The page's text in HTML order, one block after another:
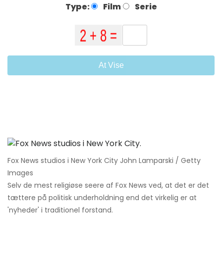
Type: Film Serie
At Vise
Fox News studios i New York City John Lamparski / Getty
Images
Selv de mest religiøse seere af Fox News ved, at det er det
tættere på politisk underholdning end det virkelig er at
'nyheder' i traditionel forstand.